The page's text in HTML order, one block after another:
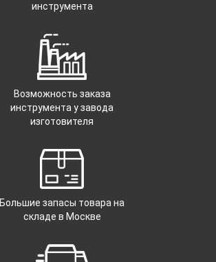
инструмента
Возможность заказа
инструмента у завода
изготовителя
Большие запасы товара на
складе в Москве